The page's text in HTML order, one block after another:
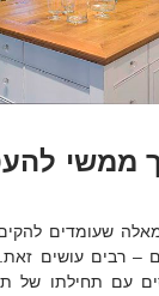
ממשי
שעומדים
– רבים עושים
עם תחילתו של